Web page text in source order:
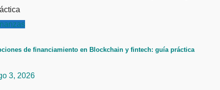
de financiamiento en Blockchain y fintech: guía práctica
3, 2026